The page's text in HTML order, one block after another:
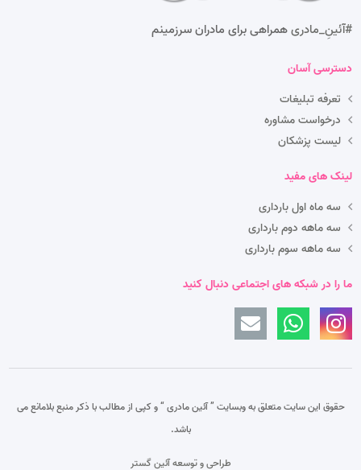
#آئینِ_مادریهمراهی برای مادران سرزمینم
دسترسی آسان
تعرفه تبلیغات
درخواست مشاوره
لیست پزشکان
لینک های مفید
سه ماه اول بارداری
سه ماهه دوم بارداری
سه ماهه سوم بارداری
ما را در شبکه های اجتماعی دنبال کنید
حقوق این سایت متعلق به وبسایت ” آئین مادری “و کپی از مطالب با ذکر منبع بلامانع می
باشد.
طراحی و توسعه آئین گستر